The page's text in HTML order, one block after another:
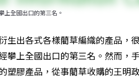
上全國出口的第三名。
生出各式各樣藺草編織的產品，
攀上全國出口的第三名。然而，
塑膠產品，從事藺草收購的王明